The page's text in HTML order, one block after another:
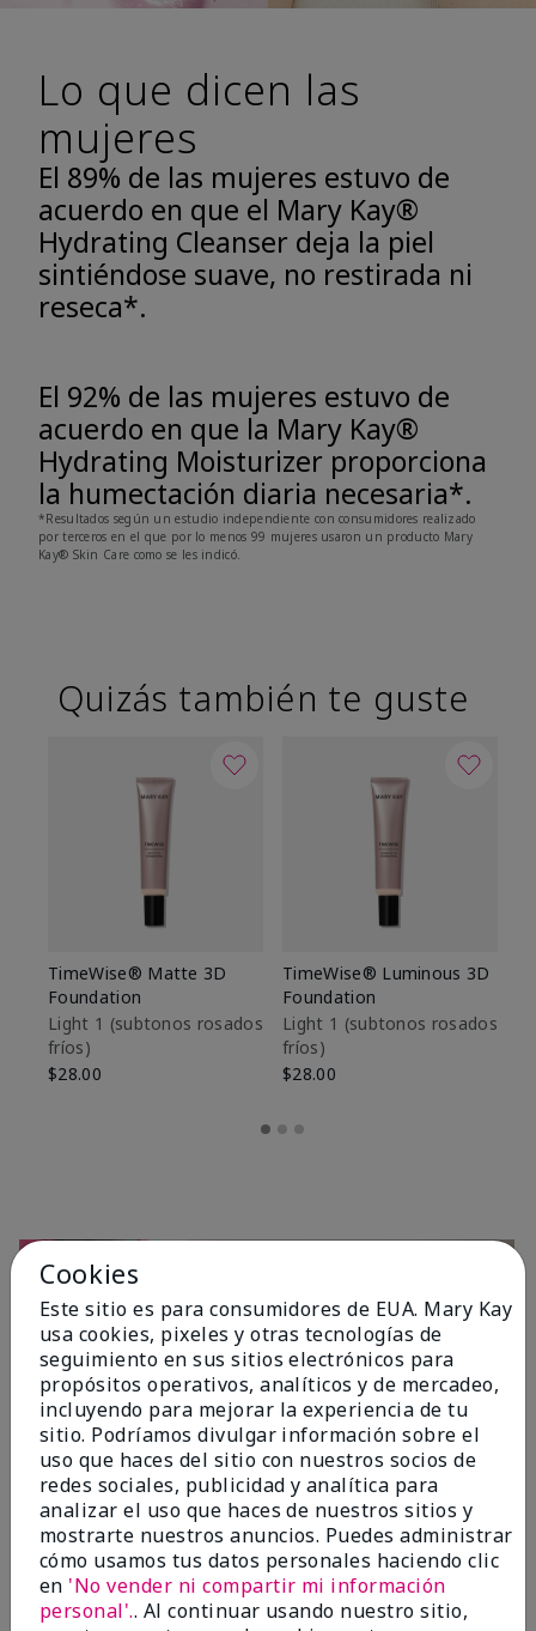
Lo que dicen las
mujeres
El 89% de las mujeres estuvo de
acuerdo en que el Mary Kay®
Hydrating Cleanser deja la piel
sintiéndose suave, no restirada ni
reseca*.
El 92% de las mujeres estuvo de
acuerdo en que la Mary Kay®
Hydrating Moisturizer proporciona
la humectación diaria necesaria*.
*Resultados según un estudio independiente con consumidores realizado
por terceros en el que por lo menos 99 mujeres usaron un producto Mary
Kay® Skin Care como se les indicó.
Quizás también te guste
TimeWise® Matte 3D
Foundation
Light 1​ (subtonos rosados
fríos)
$28.00
TimeWise® Luminous 3D
Foundation
Light 1​ (subtonos rosados
fríos)
$28.00
OPINIONES
4.7
10 Reseñas
Cookies
Este sitio es para consumidores de EUA. Mary Kay
usa cookies, pixeles y otras tecnologías de
seguimiento en sus sitios electrónicos para
propósitos operativos, analíticos y de mercadeo,
incluyendo para mejorar la experiencia de tu
sitio. Podríamos divulgar información sobre el
uso que haces del sitio con nuestros socios de
redes sociales, publicidad y analítica para
analizar el uso que haces de nuestros sitios y
mostrarte nuestros anuncios. Puedes administrar
cómo usamos tus datos personales haciendo clic
en 'No vender ni compartir mi información
personal'.. Al continuar usando nuestro sitio,